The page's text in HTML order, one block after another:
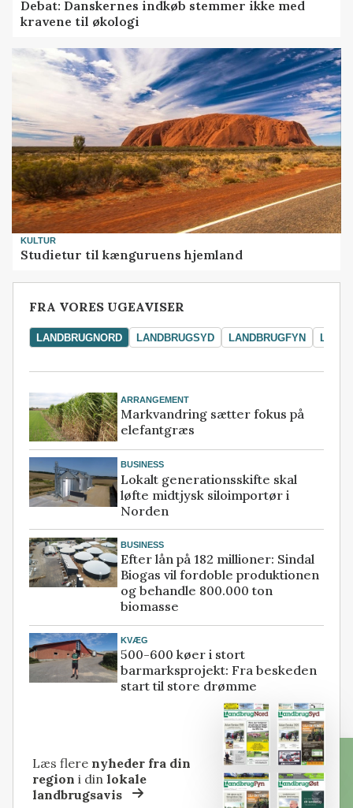
Debat: Danskernes indkøb stemmer ikke med
kravene til økologi
KULTUR
Studietur til kænguruens hjemland
FRA VORES UGEAVISER
LANDBRUGNORD LANDBRUGSYD LANDBRUGFYN
ARRANGEMENT
Markvandring sætter fokus på
elefantgræs
BUSINESS
Lokalt generationsskifte skal
løfte midtjysk siloimportør i
Norden
BUSINESS
Efter lån på 182 millioner: Sindal
Biogas vil fordoble produktionen
og behandle 800.000 ton
biomasse
KVÆG
500-600 køer i stort
barmarksprojekt: Fra beskeden
start til store drømme
Læs flere nyheder fra din
region i dinlokale
landbrugsavis